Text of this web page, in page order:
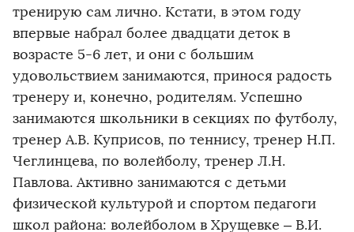
тренирую сам лично. Кстати, в этом году
впервые набрал более двадцати деток в
возрасте 5-6 лет, и они с большим
удовольствием занимаются, принося радость
тренеру и, конечно, родителям. Успешно
занимаются школьники в секциях по футболу,
тренер А.В. Куприсов, по теннису, тренер Н.П.
Чеглинцева, по волейболу, тренер Л.Н.
Павлова. Активно занимаются с детьми
физической культурой и спортом педагоги
школ района: волейболом в Хрущевке – В.И.